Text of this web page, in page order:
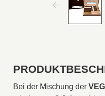
Bei der Mischung der